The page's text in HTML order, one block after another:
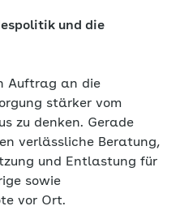
und die
Auftrag an die
stärker vom
zu denken. Gerade
verlässliche Beratung,
und Entlastung für
sowie
vor Ort.